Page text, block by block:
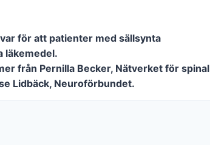
för att patienter med sällsynta
läkemedel.
från Pernilla Becker, Nätverket för spinal
Lidbäck, Neuroförbundet.